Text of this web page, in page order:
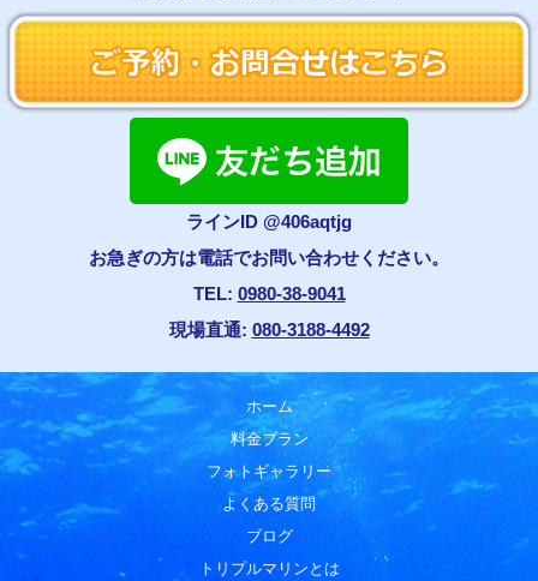
ラインID @406aqtjg
お急ぎの方は電話でお問い合わせください。
TEL: 0980-38-9041
現場直通: 080-3188-4492
ホーム
料金プラン
フォトギャラリー
よくある質問
ブログ
トリプルマリンとは